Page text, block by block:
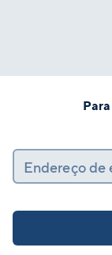
Endereço de